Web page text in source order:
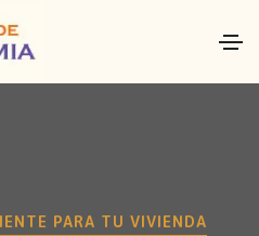
PARA TU VIVIENDA